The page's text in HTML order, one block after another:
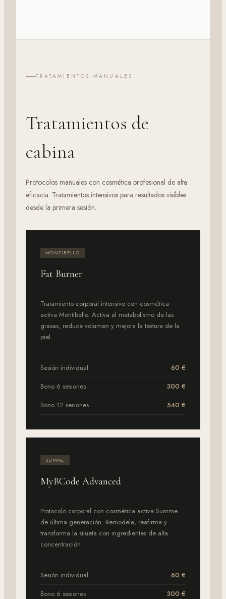
TRATAMIENTOS MANUALES
Tratamientos de
cabina
Protocolos manuales con cosmética profesional de alta
eficacia. Tratamientos intensivos para resultados visibles
desde la primera sesión.
MONTIBELLO
Fat Burner
Tratamiento corporal intensivo con cosmética
activa Montibello. Activa el metabolismo de las
grasas, reduce volumen y mejora la textura de la
piel.
Sesión individual
60 €
Bono 6 sesiones
300 €
Bono 12 sesiones
540 €
SUMME
MyBCode Advanced
Protocolo corporal con cosmética activa Summe
de última generación. Remodela, reafirma y
transforma la silueta con ingredientes de alta
concentración.
Sesión individual
60 €
Bono 6 sesiones
300 €